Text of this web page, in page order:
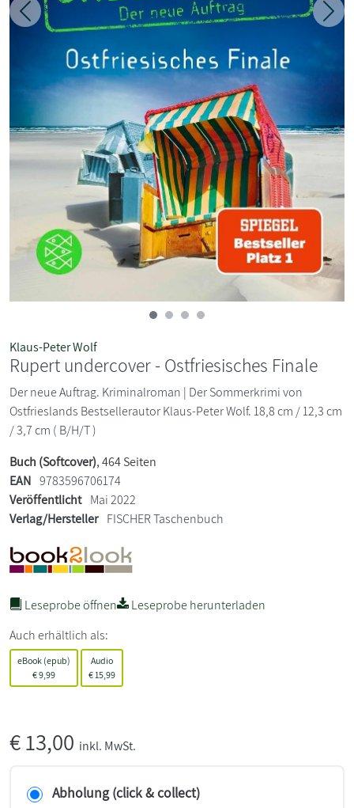
Zurück
Klaus-Peter Wolf
Rupert undercover - Ostfriesisches Finale
Der neue Auftrag. Kriminalroman | Der Sommerkrimi von
Ostfrieslands Bestsellerautor Klaus-Peter Wolf. 18,8 cm / 12,3 cm
/ 3,7 cm ( B/H/T )
Buch (Softcover), 464 Seiten
EAN 9783596706174
Veröffentlicht Mai 2022
Verlag/Hersteller FISCHER Taschenbuch
Leseprobe öffnen
Leseprobe herunterladen
Auch erhältlich als:
eBook (epub)
€9,99
Audio
€ 15,99
€13,00 inkl. MwSt.
Abholung (click & collect)